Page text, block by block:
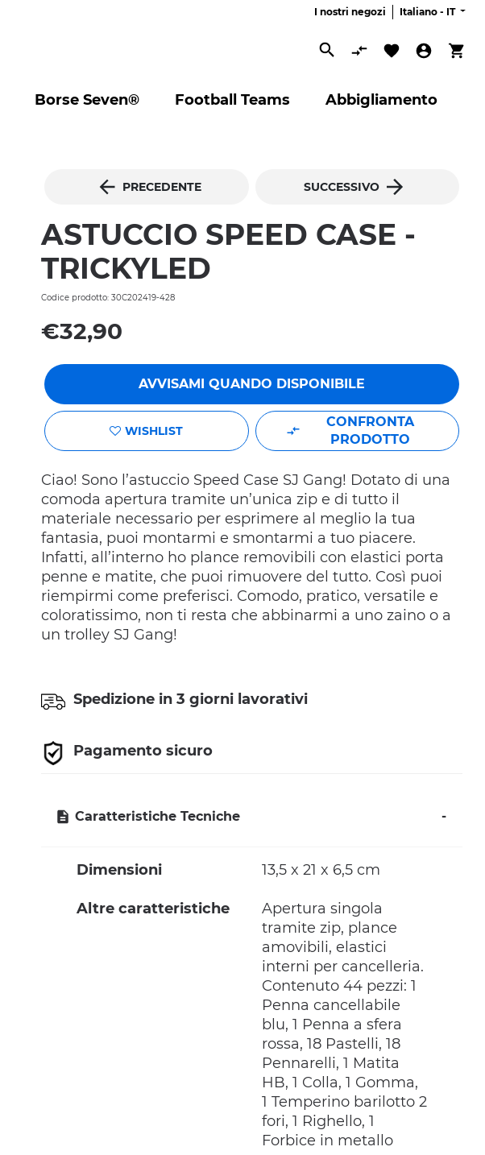
I nostri negozi Italiano - IT
Cerca
Borse Seven® Football Teams Abbigliamento
PRECEDENTE SUCCESSIVO
ASTUCCIO SPEED CASE -
TRICKYLED
Codice prodotto: 30C202419-428
€32,90
AVVISAMI QUANDO DISPONIBILE
WISHLIST
CONFRONTA
PRODOTTO
Ciao! Sono l’astuccio Speed Case SJ Gang! Dotato di una
comoda apertura tramite un’unica zip e di tutto il
materiale necessario per esprimere al meglio la tua
fantasia, puoi montarmi e smontarmi a tuo piacere.
Infatti, all’interno ho plance removibili con elastici porta
penne e matite, che puoi rimuovere del tutto. Così puoi
riempirmi come preferisci. Comodo, pratico, versatile e
coloratissimo, non ti resta che abbinarmi a uno zaino o a
un trolley SJ Gang!
Spedizione in 3 giorni lavorativi
Pagamento sicuro
Caratteristiche Tecniche
Dimensioni 13,5 x 21 x 6,5 cm
Altre caratteristiche
Apertura singola
tramite zip, plance
amovibili, elastici
interni per cancelleria.
Contenuto 44 pezzi: 1
Penna cancellabile
blu, 1 Penna a sfera
rossa, 18 Pastelli, 18
Pennarelli, 1 Matita
HB, 1 Colla, 1 Gomma,
1 Temperino barilotto 2
fori, 1 Righello, 1
Forbice in metallo